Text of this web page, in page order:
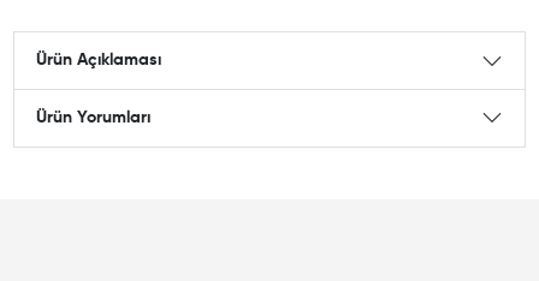
Ürün Açıklaması
Ürün Yorumları